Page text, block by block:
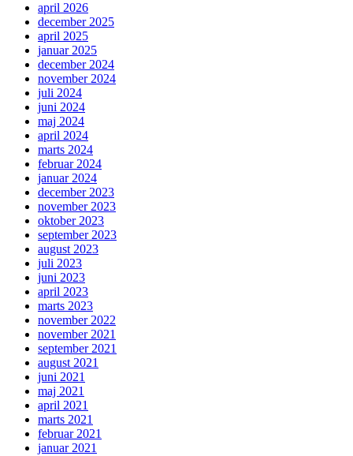
april 2026
december 2025
april 2025
januar 2025
december 2024
november 2024
juli 2024
juni 2024
maj 2024
april 2024
marts 2024
februar 2024
januar 2024
december 2023
november 2023
oktober 2023
september 2023
august 2023
juli 2023
juni 2023
april 2023
marts 2023
november 2022
november 2021
september 2021
august 2021
juni 2021
maj 2021
april 2021
marts 2021
februar 2021
januar 2021